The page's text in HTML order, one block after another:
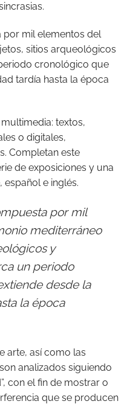
por mil elementos del
sitios arqueológicos
cronológico que
tardía hasta la época
textos,
o digitales,
Completan este
de exposiciones y una
español e inglés.
por mil
mediterráneo
y
un periodo
desde la
la época
arte, así como las
analizados siguiendo
con el fin de mostrar o
que se producen